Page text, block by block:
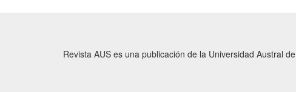
Revista AUS es una publicación de la Universidad Austral